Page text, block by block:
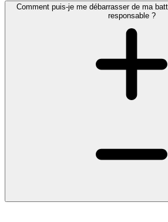
Comment puis-je me débarrasser de ma
responsable ?